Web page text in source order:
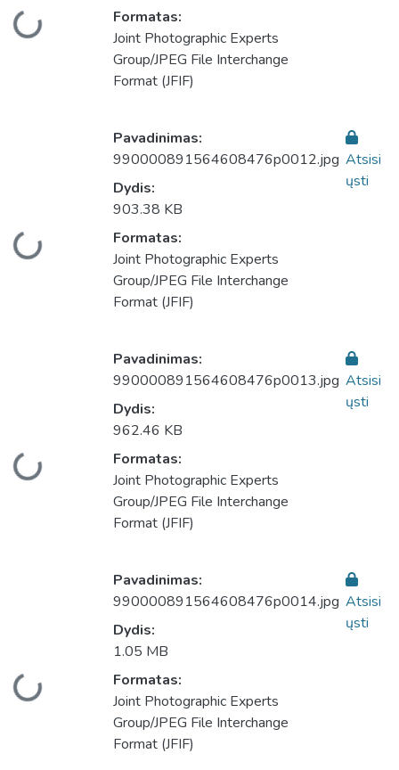
Formatas:
Joint Photographic Experts
Group/JPEG File Interchange
Format (JFIF)
Pavadinimas:
990000891564608476p0012.jpg
Dydis:
903.38 KB
Formatas:
Joint Photographic Experts
Group/JPEG File Interchange
Format (JFIF)
Atsisi
ųsti
Pavadinimas:
990000891564608476p0013.jpg
Dydis:
962.46 KB
Formatas:
Joint Photographic Experts
Group/JPEG File Interchange
Format (JFIF)
Atsisi
ųsti
Pavadinimas:
990000891564608476p0014.jpg
Dydis:
1.05 MB
Formatas:
Joint Photographic Experts
Group/JPEG File Interchange
Format (JFIF)
Atsisi
ųsti